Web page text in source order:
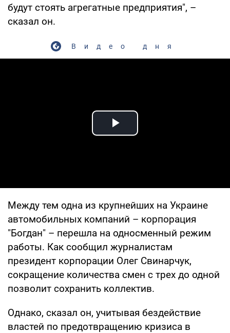
будут стоять агрегатные предприятия", –
сказал он.
Видео дня
Play Video
Между тем одна из крупнейших на Украине
автомобильных компаний – корпорация
"Богдан" – перешла на односменный режим
работы. Как сообщил журналистам
президент корпорации Олег Свинарчук,
сокращение количества смен с трех до одной
позволит сохранить коллектив.
Однако, сказал он, учитывая бездействие
властей по предотвращению кризиса в